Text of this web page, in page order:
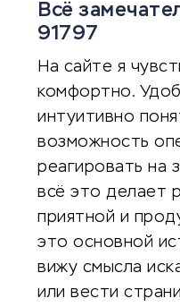
Всё
91797
На сайте я
комфортно.
интуитивно
возможность
реагировать на
всё это делает
приятной и
это основной
вижу смысла
или вести